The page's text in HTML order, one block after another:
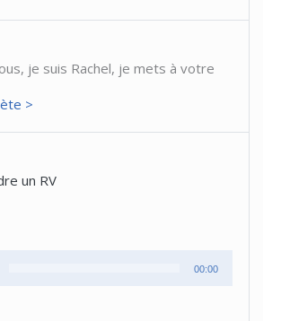
je suis Rachel, je mets à votre
>
un RV
00:00